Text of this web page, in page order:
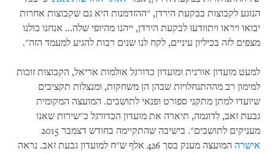
הנוגע לקבוצות בבקעת הירדן, "ההזדמנות היא גם שקבוצות אחרות
יבואו ויראו ויתוודעו לבקעת הירדן, ייהנו מהיופי שלה... אנחנו כולנו
מצפים לזה בכיליון עיניים, לקח לנו שנים רבות להגיע למעמד הזה".
למעט מועדון אורנית ומועדון כדורגל אולמות אריאל, הקבוצות זוכות
למימון רב מההתנחלויות שבהן הן משחקות, ומנצלות תקציבים
שיועדו למתן מתקני ספורט ופנאי לתושבים. המועצה המקומית
גבעת זאב, לדוגמה, תיארה את מועדון הכדורגל כ"שירות שאנו
מעניקים לתושבים". בישיבה שהתקיימה בחודש דצמבר 2015
אישרה
המועצה מענק בסך 426 אלף ש"ח למועדון גבעת זאב. נראה